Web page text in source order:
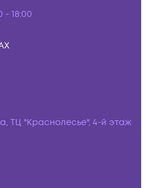
- 18:00
ТЦ "Краснолесье", 4-й этаж